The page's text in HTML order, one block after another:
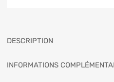
DESCRIPTION
INFORMATIONS